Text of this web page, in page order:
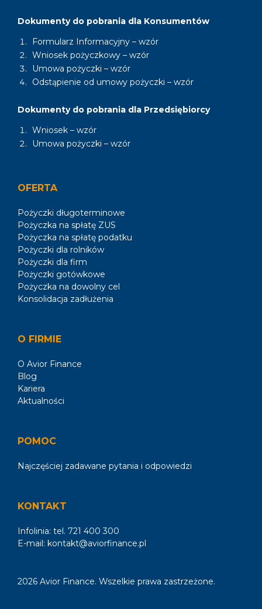
Dokumenty do pobrania dla Konsumentów
Formularz Informacyjny – wzór
Wniosek pożyczkowy – wzór
Umowa pożyczki – wzór
Odstąpienie od umowy pożyczki – wzór
Dokumenty do pobrania dla Przedsiębiorcy
Wniosek – wzór
Umowa pożyczki – wzór
OFERTA
Pożyczki długoterminowe
Pożyczka na spłatę ZUS
Pożyczka na spłatę podatku
Pożyczki dla rolników
Pożyczki dla firm
Pożyczki gotówkowe
Pożyczka na dowolny cel
Konsolidacja zadłużenia
O FIRMIE
O Avior Finance
Blog
Kariera
Aktualności
POMOC
Najczęściej zadawane pytania i odpowiedzi
KONTAKT
Infolinia: tel. 721 400 300
E-mail: kontakt@aviorfinance.pl
2026 Avior Finance. Wszelkie prawa zastrzeżone.